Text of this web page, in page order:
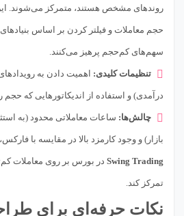
روندهای مشخص هستند، متمرکز می‌شوند. این
حجم معاملات و فیلتر کردن بر اساس
سهم‌های کم‌حجم پرهیز می‌کنند.
تنظیمات کلیدی: اهمیت دادن به
درآمدی) و استفاده از اندیکاتورهایی که حجم
چالش‌ها: ساعات معاملاتی محدود (به
بازار) و وجود کارمزد بالا در مقایسه با
Swing Trading در بورس بر روی معاملات
تمرکز کند.
نکات حرفه‌ای برای